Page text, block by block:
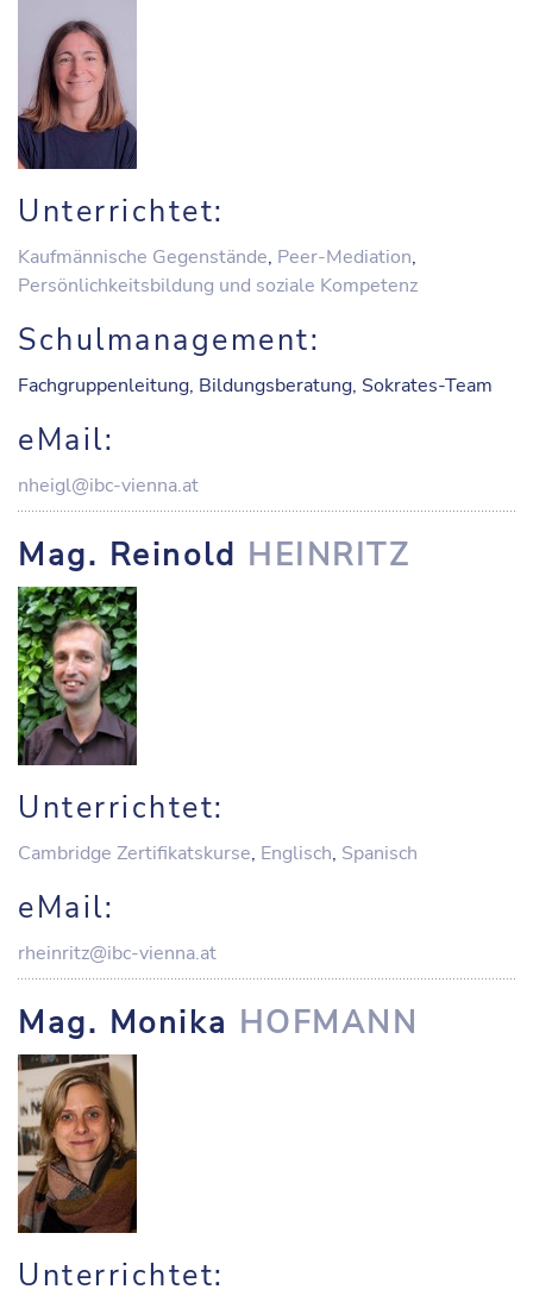
Unterrichtet:
Kaufmännische Gegenstände, Peer-Mediation,
Persönlichkeitsbildung und soziale Kompetenz
Schulmanagement:
Fachgruppenleitung, Bildungsberatung, Sokrates-Team
eMail:
nheigl@ibc-vienna.at
Mag. Reinold HEINRITZ
Unterrichtet:
Cambridge Zertifikatskurse, Englisch, Spanisch
eMail:
rheinritz@ibc-vienna.at
Mag. Monika HOFMANN
Unterrichtet: